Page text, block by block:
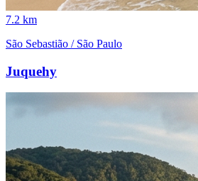
7.2 km
São Sebastião / São Paulo
Juquehy